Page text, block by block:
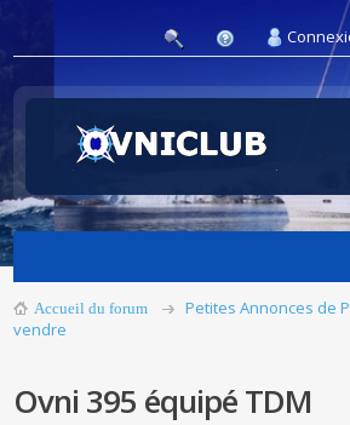
Accueil du forum Petites Annonces de
vendre
Ovni 395 équipé TDM